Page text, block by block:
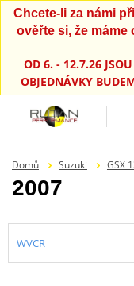
Chcete-li za námi
ověřte si, že máme
OD 6. - 12.7.26
OBJEDNÁVKY
Domů Suzuki GSX
2007
WVCR